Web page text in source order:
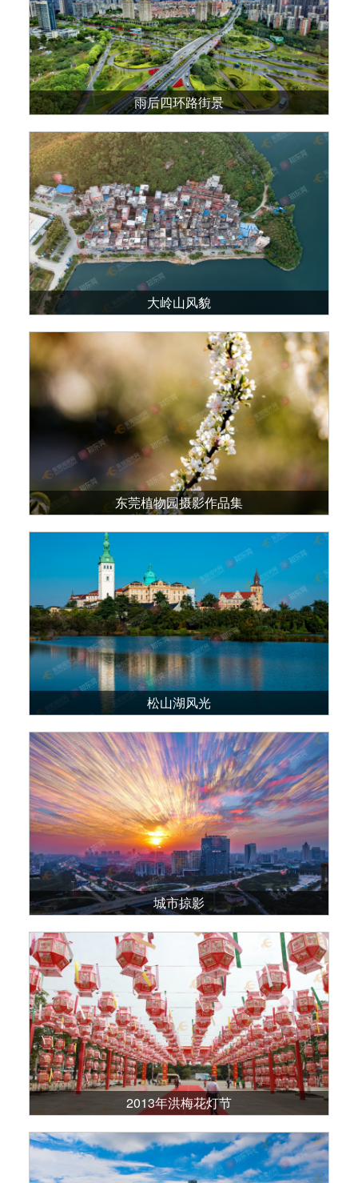
雨后四环路街景
大岭山风貌
东莞植物园摄影作品集
松山湖风光
城市掠影
‎2013‎年‎洪梅花灯节